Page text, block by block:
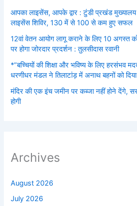
आपका लाइसेंस, आपके द्वार : टुंडी प्रखंड मुख्यालय
लाइसेंस शिविर, 130 में से 100 से कम हुए सफल
12वां वेतन आयोग लागू कराने के लिए 10 अगस्त को
पर होगा जोरदार प्रदर्शन : तुलसीदास रवानी
*”बच्चियों की शिक्षा और भविष्य के लिए हरसंभव
धरणीधर मंडल ने तिलाटांड़ में अनाथ बहनों को
मंदिर की एक इंच जमीन पर कब्जा नहीं होने देंगे,
होगी
Archives
August 2026
July 2026